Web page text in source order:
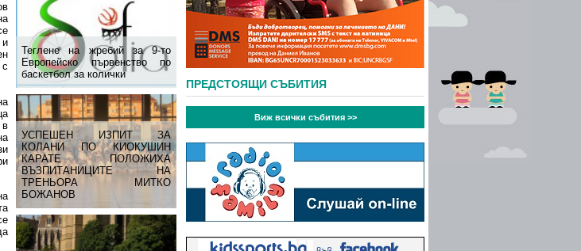
Теглене на жребий за 9-то
Европейско първенство по
баскетбол за колички
УСПЕШЕН ИЗПИТ ЗА
КОЛАНИ ПО КИОКУШИН
КАРАТЕ ПОЛОЖИХА
ВЪЗПИТАНИЦИТЕ НА
ТРЕНЬОРА МИТКО
БОЖАНОВ
в
ПРЕДСТОЯЩИ СЪБИТИЯ
Виж всички събития >>